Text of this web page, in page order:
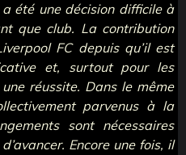
été une décision difficile à
que club. La contribution
FC depuis qu’il est
et, surtout pour les
réussite. Dans le même
parvenus à la
sont nécessaires
Encore une fois, il